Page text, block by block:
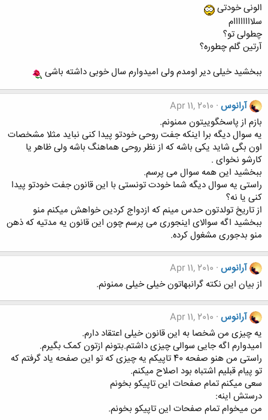
الونی خودتی
سلاااااااام
چطولی تو؟
آرتین گلم چطوره؟
ببخشید خیلی دیر اومدم ولی امیدوارم سال خوبی داشته باشی
آرانوس Apr 11, 2010
بازم از پاسخگوییتون ممنونم.
یه سوال دیگه برا اینکه جفت روحی خودتو پیدا کنی نباید مثلا مشخصات
اون بگی شاید یکی باشه که از نظر روحی هماهنگ باشه ولی ظاهر یا
کارشو نخوای .
ببخشید این همه سوال می پرسم.
راستی یه سوال دیگه شما خودت تونستی با این قانون جفت خودتو پیدا
کنی یا نه؟
از تاریخ تولدتون حدس مینم که ازدواج کردین خواهش میکنم منو
ببخشید اگه سوالای اینجوری می پرسم چون این قانون یه مدتیه که ذهن
منو بدجوری مشغول کرده.
آرانوس Apr 11, 2010
از بیان این نکته گرانبهاتون خیلی خیلی ممنونم.
آرانوس Apr 11, 2010
یه چیزی من شخصا به این قانون خیلی اعتقاد دارم.
امیدوارم اگه جایی سوالی چیزی داشتم.بتونم ازتون کمک بگیرم.
راستی من هنو صفحه 40 تاپیکم یه چیزی که تو این صفحه یاد گرفتم که
تو پیام قبلیم اشتباه بود اصلاح میکنم.
سعی میکنم تمام صفحات این تاپیکو بخونم
درستش اینه:
من میخوام تمام صفحات این تاپیکو بخونم.